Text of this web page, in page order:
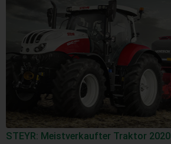
STEYR: Meistverkaufter Traktor 2020